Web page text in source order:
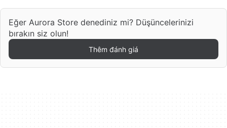
Eğer Aurora Store denediniz mi? Düşüncelerinizi
bırakın siz olun!
Thêm đánh giá